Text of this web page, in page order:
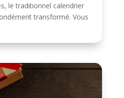
le traditionnel calendrier
transformé. Vous